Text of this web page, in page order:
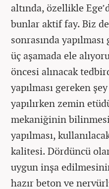
altında, özellikle
bunlar aktif fay. Biz
sonrasında
üç aşamada ele
öncesi alınacak
yapılması gereken
yapılırken zemin
mekaniğinin
yapılması,
kalitesi. Dördüncü
uygun inşa
hazır beton ve